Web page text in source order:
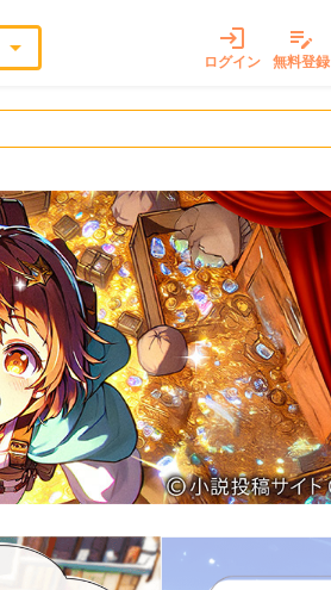
arrow_drop_down login
ログイン
edit_note
無料登録